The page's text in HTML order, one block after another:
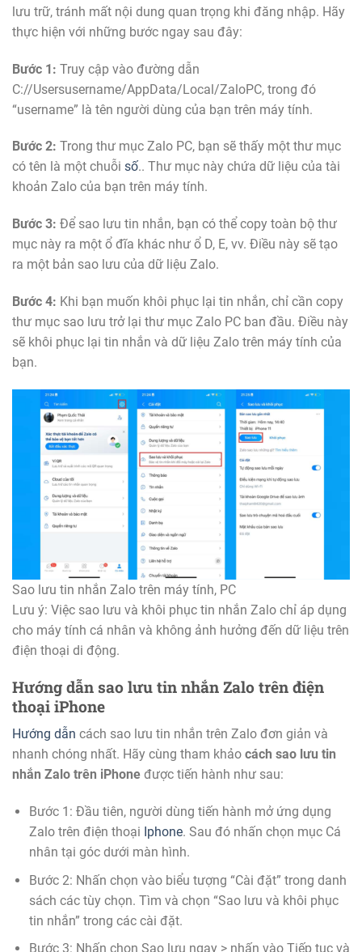
lưu trữ, tránh mất nội dung quan trọng khi đăng nhập. Hãy
thực hiện với những bước ngay sau đây:
Bước 1: Truy cập vào đường dẫn
C://Usersusername/AppData/Local/ZaloPC, trong đó
“username” là tên người dùng của bạn trên máy tính.
Bước 2: Trong thư mục Zalo PC, bạn sẽ thấy một thư mục
có tên là một chuỗi số.. Thư mục này chứa dữ liệu của tài
khoản Zalo của bạn trên máy tính.
Bước 3: Để sao lưu tin nhắn, bạn có thể copy toàn bộ thư
mục này ra một ổ đĩa khác như ổ D, E, vv. Điều này sẽ tạo
ra một bản sao lưu của dữ liệu Zalo.
Bước 4: Khi bạn muốn khôi phục lại tin nhắn, chỉ cần copy
thư mục sao lưu trở lại thư mục Zalo PC ban đầu. Điều này
sẽ khôi phục lại tin nhắn và dữ liệu Zalo trên máy tính của
bạn.
Sao lưu tin nhắn Zalo trên máy tính, PC
Lưu ý: Việc sao lưu và khôi phục tin nhắn Zalo chỉ áp dụng
cho máy tính cá nhân và không ảnh hưởng đến dữ liệu trên
điện thoại di động.
Hướng dẫn sao lưu tin nhắn Zalo trên điện
thoại iPhone
Hướng dẫn cách sao lưu tin nhắn trên Zalo đơn giản và
nhanh chóng nhất. Hãy cùng tham khảo cách sao lưu tin
nhắn Zalo trên iPhone được tiến hành như sau:
Bước 1: Đầu tiên, người dùng tiến hành mở ứng dụng
Zalo trên điện thoại Iphone. Sau đó nhấn chọn mục Cá
nhân tại góc dưới màn hình.
Bước 2: Nhấn chọn vào biểu tượng “Cài đặt” trong danh
sách các tùy chọn. Tìm và chọn “Sao lưu và khôi phục
tin nhắn” trong các cài đặt.
Bước 3: Nhấn chọn Sao lưu ngay > nhấn vào Tiếp tục và